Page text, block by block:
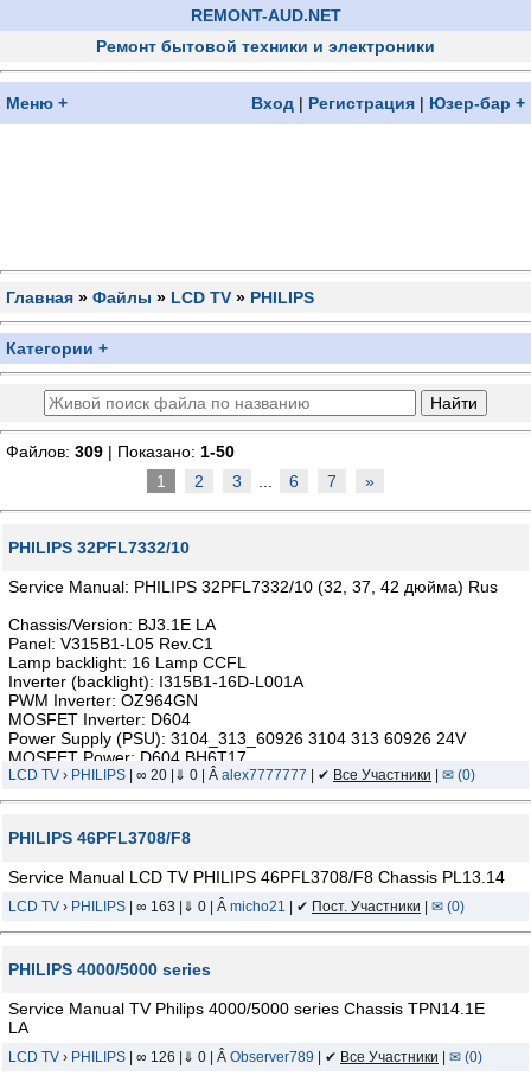
REMONT-AUD.NET
Ремонт бытовой техники и электроники
Меню + Вход | Регистрация | Юзер-бар +
Главная » Файлы » LCD TV » PHILIPS
Категории +
Файлов: 309 | Показано: 1-50
1
2 3 6 7 »
PHILIPS 32PFL7332/10
Service Manual: PHILIPS 32PFL7332/10 (32, 37, 42 дюйма) Rus
Chassis/Version: BJ3.1E LA
Panel: V315B1-L05 Rev.C1
Lamp backlight: 16 Lamp CCFL
Inverter (backlight): I315B1-16D-L001A
PWM Inverter: OZ964GN
MOSFET Inverter: D604
Power Supply (PSU): 3104_313_60926 3104 313 60926 24V
MOSFET Power: D604 BH6T17
MainBoard: 3104_313_60735 3104 313 60735
Тuner: UV1318S/A
LCD TV › PHILIPS | ∞ 20 |⇓ 0 | Â alex7777777 | ✔ Все Участники ✉ (0)
PHILIPS 46PFL3708/F8
Service Manual LCD TV PHILIPS 46PFL3708/F8 Chassis PL13.14
LCD TV › PHILIPS | ∞ 163 |⇓ 0 | Â micho21 | ✔ Пост. Участники ✉ (0)
PHILIPS 4000/5000 series
Service Manual TV Philips 4000/5000 series Chassis TPN14.1E
LA
LCD TV › PHILIPS | ∞ 126 |⇓ 0 | Â Observer789 | ✔ Все Участники ✉ (0)